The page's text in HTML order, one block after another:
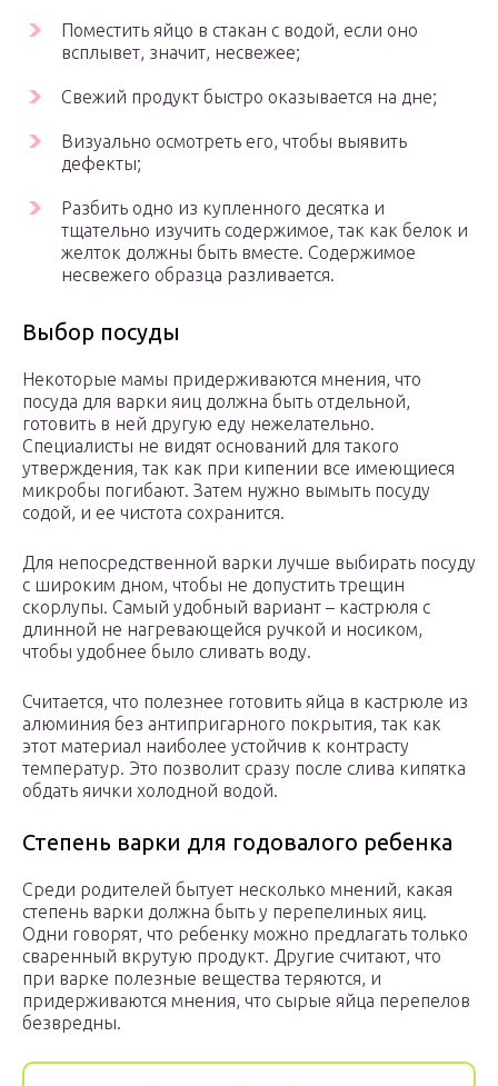
Поместить яйцо в стакан с водой, если оно
всплывет, значит, несвежее;
Свежий продукт быстро оказывается на дне;
Визуально осмотреть его, чтобы выявить
дефекты;
Разбить одно из купленного десятка и
тщательно изучить содержимое, так как белок и
желток должны быть вместе. Содержимое
несвежего образца разливается.
Выбор посуды
Некоторые мамы придерживаются мнения, что
посуда для варки яиц должна быть отдельной,
готовить в ней другую еду нежелательно.
Специалисты не видят оснований для такого
утверждения, так как при кипении все имеющиеся
микробы погибают. Затем нужно вымыть посуду
содой, и ее чистота сохранится.
Для непосредственной варки лучше выбирать посуду
с широким дном, чтобы не допустить трещин
скорлупы. Самый удобный вариант – кастрюля с
длинной не нагревающейся ручкой и носиком,
чтобы удобнее было сливать воду.
Считается, что полезнее готовить яйца в кастрюле из
алюминия без антипригарного покрытия, так как
этот материал наиболее устойчив к контрасту
температур. Это позволит сразу после слива кипятка
обдать яички холодной водой.
Степень варки для годовалого ребенка
Среди родителей бытует несколько мнений, какая
степень варки должна быть у перепелиных яиц.
Одни говорят, что ребенку можно предлагать только
сваренный вкрутую продукт. Другие считают, что
при варке полезные вещества теряются, и
придерживаются мнения, что сырые яйца перепелов
безвредны.